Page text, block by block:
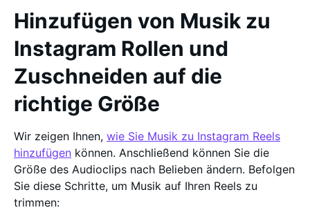
Hinzufügen von Musik zu
Instagram Rollen und
Zuschneiden auf die
richtige Größe
Wir zeigen Ihnen, wie Sie Musik zu Instagram Reels
hinzufügen können. Anschließend können Sie die
Größe des Audioclips nach Belieben ändern. Befolgen
Sie diese Schritte, um Musik auf Ihren Reels zu
trimmen: